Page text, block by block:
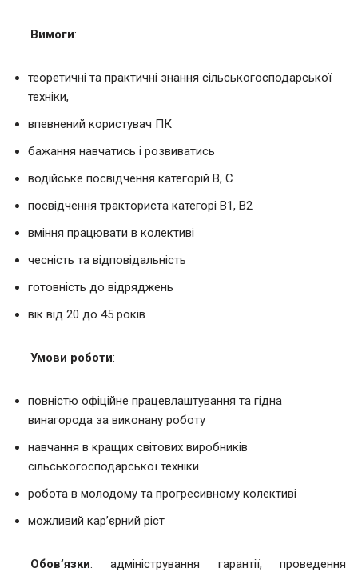
Вимоги:
теоретичні та практичні знання сільськогосподарської
техніки,
впевнений користувач ПК
бажання навчатись і розвиватись
водійське посвідчення категорій В, С
посвідчення тракториста категорі В1, В2
вміння працювати в колективі
чесність та відповідальність
готовність до відряджень
вік від 20 до 45 років
Умови роботи:
повністю офіційне працевлаштування та гідна
винагорода за виконану роботу
навчання в кращих світових виробників
сільськогосподарської техніки
робота в молодому та прогресивному колективі
можливий кар’єрний ріст
Обов’язки: адміністрування гарантії, проведення